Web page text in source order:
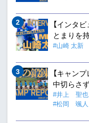
【インタ
とまりを
#山崎 太新
【キャン
中切らさ
#井上 聖也
#松岡 颯人